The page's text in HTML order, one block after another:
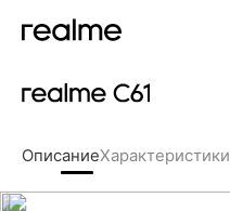
ОписаниеХарактеристики